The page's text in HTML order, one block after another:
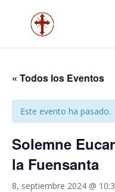
« Todos los Eventos
Este evento ha pasado.
Solemne
la Fuensanta
8, septiembre 2024 @